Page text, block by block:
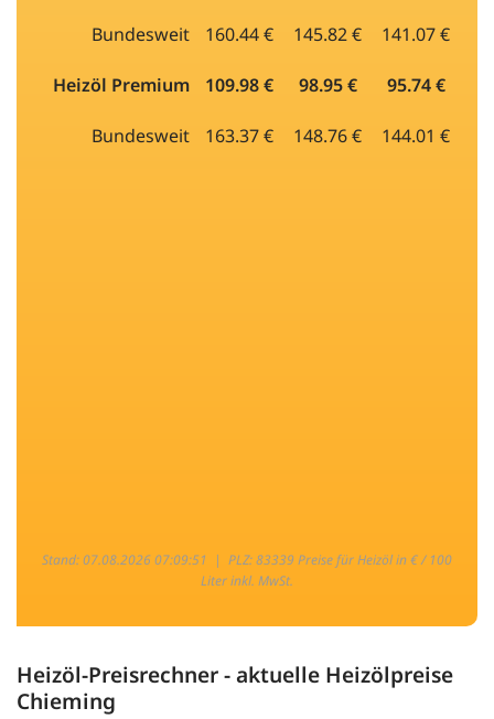
Bundesweit 160.44 € 145.82 € 141.07 €
Heizöl Premium 109.98 € 98.95 € 95.74 €
Bundesweit 163.37 € 148.76 € 144.01 €
Stand: 07.08.2026 07:09:51 | PLZ: 83339 Preise für Heizöl in € / 100
Liter inkl. MwSt.
Heizöl-Preisrechner - aktuelle Heizölpreise
Chieming